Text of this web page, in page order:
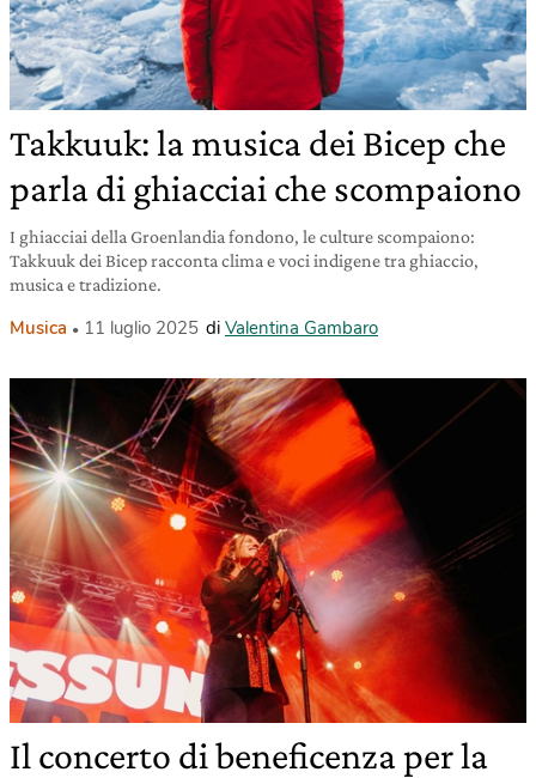
Takkuuk: la musica dei Bicep che
parla di ghiacciai che scompaiono
I ghiacciai della Groenlandia fondono, le culture scompaiono:
Takkuuk dei Bicep racconta clima e voci indigene tra ghiaccio,
musica e tradizione.
Musica 11 luglio 2025 di Valentina Gambaro
Il concerto di beneficenza per la